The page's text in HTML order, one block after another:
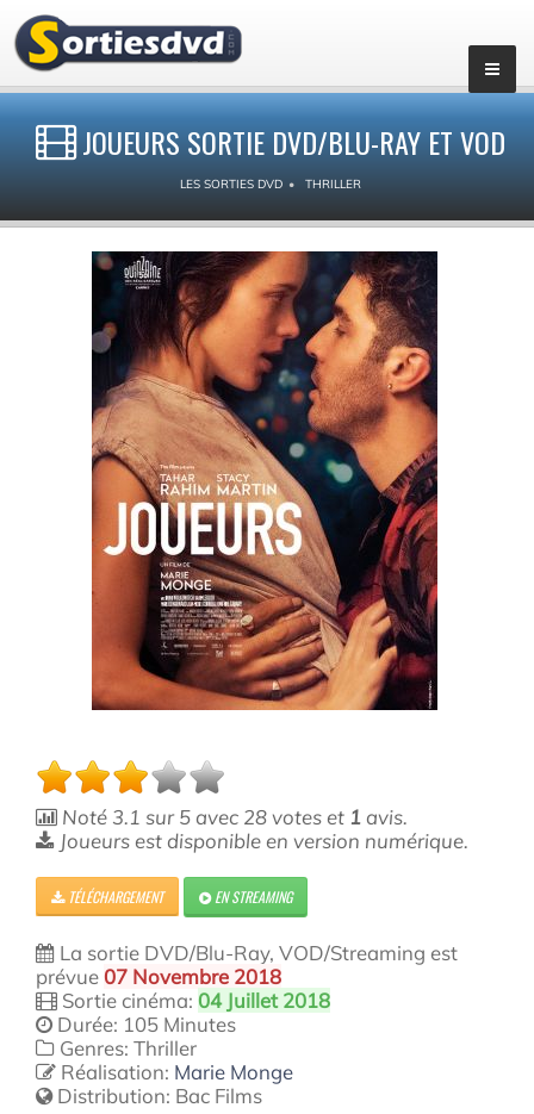
JOUEURS SORTIE DVD/BLU-RAY ET VOD
LES SORTIES DVD THRILLER
Noté 3.1 sur5 avec 28votes et 1 avis.
Joueurs est disponible en version numérique.
TÉLÉCHARGEMENT EN STREAMING
La sortie DVD/Blu-Ray, VOD/Streaming est
prévue07 Novembre 2018
Sortie cinéma: 04 Juillet 2018
Durée: 105 Minutes
Genres: Thriller
Réalisation: Marie Monge
Distribution: Bac Films